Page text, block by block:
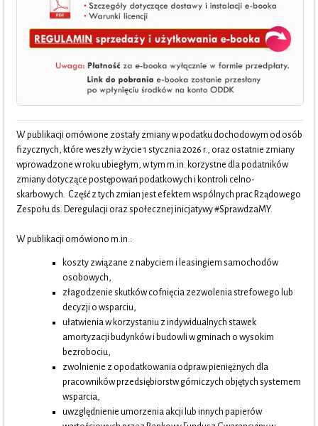
W publikacji omówione zostały zmiany w podatku dochodowym od osób
fizycznych, które weszły w życie 1 stycznia 2026 r., oraz ostatnie zmiany
wprowadzone w roku ubiegłym, w tym m.in. korzystne dla podatników
zmiany dotyczące postępowań podatkowych i kontroli celno-
skarbowych. Część z tych zmian jest efektem wspólnych prac Rządowego
Zespołu ds. Deregulacji oraz społecznej inicjatywy #SprawdzaMY.
W publikacji omówiono m.in.:
koszty związane z nabyciem i leasingiem samochodów
osobowych,
złagodzenie skutków cofnięcia zezwolenia strefowego lub
decyzji o wsparciu,
ułatwienia w korzystaniu z indywidualnych stawek
amortyzacji budynków i budowli w gminach o wysokim
bezrobociu,
zwolnienie z opodatkowania odpraw pieniężnych dla
pracowników przedsiębiorstw górniczych objętych systemem
wsparcia,
uwzględnienie umorzenia akcji lub innych papierów